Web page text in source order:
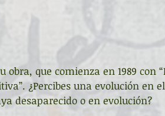
que comienza en 1989 con
¿Percibes una evolución en
desaparecido o en evolución?